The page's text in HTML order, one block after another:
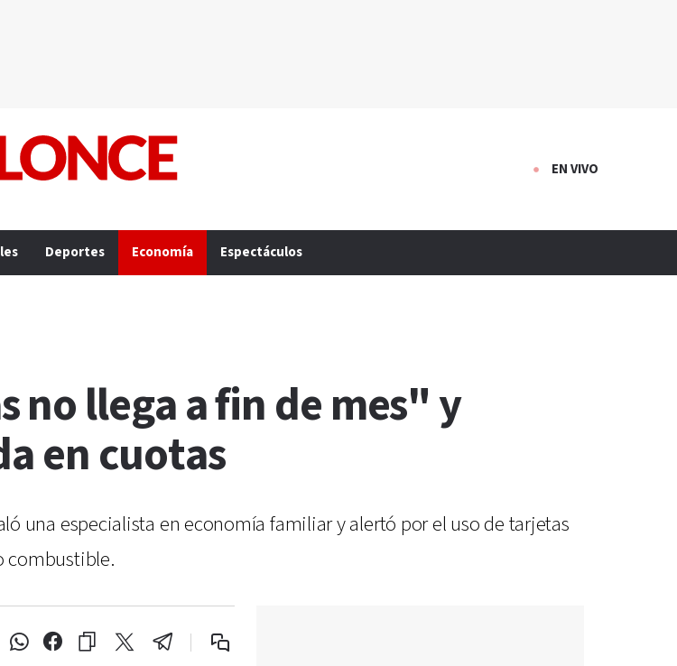
EN VIVO
Deportes Economía Espectáculos
no llega a fin de mes" y
en cuotas
una especialista en economía familiar y alertó por el uso de tarjetas
combustible.